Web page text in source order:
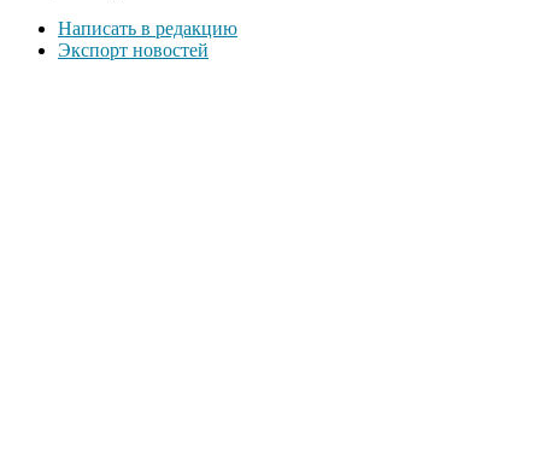
Написать в редакцию
Экспорт новостей